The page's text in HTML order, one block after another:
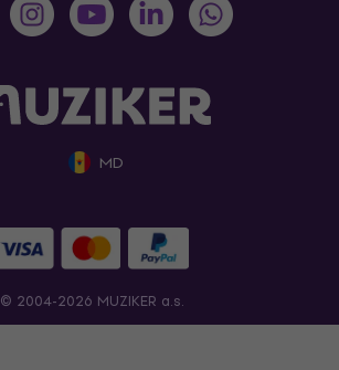
MD
© 2004-2026 MUZIKER a.s.